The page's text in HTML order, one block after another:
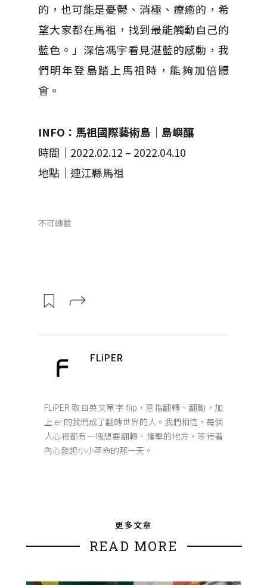
的，也可能是憂鬱、消極、療癒的，希
望大家都在馬祖，找到最能觸動自己的
藍色。」深信馮宇看見湛藍的感動，我
們明年登島踏上馬祖時，能夠加倍體
會。
INFO：馬祖國際藝術島｜島嶼釀
時間｜2022.02.12 – 2022.04.10
地點｜連江縣馬祖
不可轉載
FLiPER
FLiPER 取自英文單字 flip，意指翻轉、翻動，加
上 er 的我們成了翻轉世界的人。我們相信，每個
人心裡都有一塊想要翻轉、撞擊的地方，等待著
內心發起小小革命的那一天。
更多文章
READ MORE